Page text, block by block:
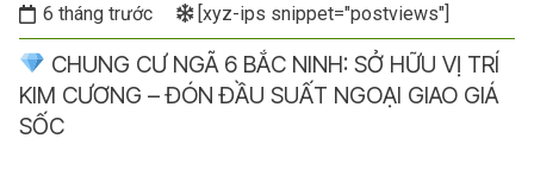
6 tháng trước [xyz-ips snippet="postviews"]
CHUNG CƯ NGÃ 6 BẮC NINH: SỞ HỮU VỊ TRÍ
KIM CƯƠNG – ĐÓN ĐẦU SUẤT NGOẠI GIAO GIÁ
SỐC